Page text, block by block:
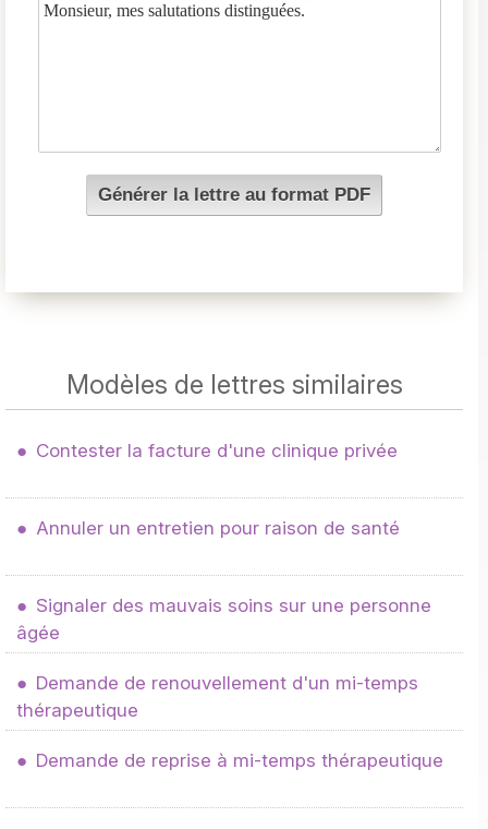
Modèles de lettres similaires
Contester la facture d'une clinique privée
Annuler un entretien pour raison de santé
Signaler des mauvais soins sur une personne
âgée
Demande de renouvellement d'un mi-temps
thérapeutique
Demande de reprise à mi-temps thérapeutique